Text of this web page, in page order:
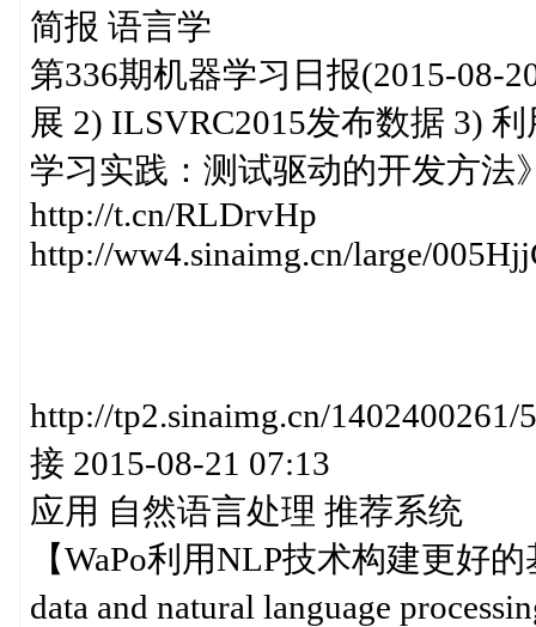
简报 语言学
第336期机器学习日报(2015-08-
展 2) ILSVRC2015发布数据 3)
学习实践：测试驱动的开发方法
http://t.cn/RLDrvHp
http://ww4.sinaimg.cn/large/
http://tp2.sinaimg.cn/
接 2015-08-21 07:13
应用 自然语言处理 推荐系统
【WaPo利用NLP技术构建更好
data and natural language